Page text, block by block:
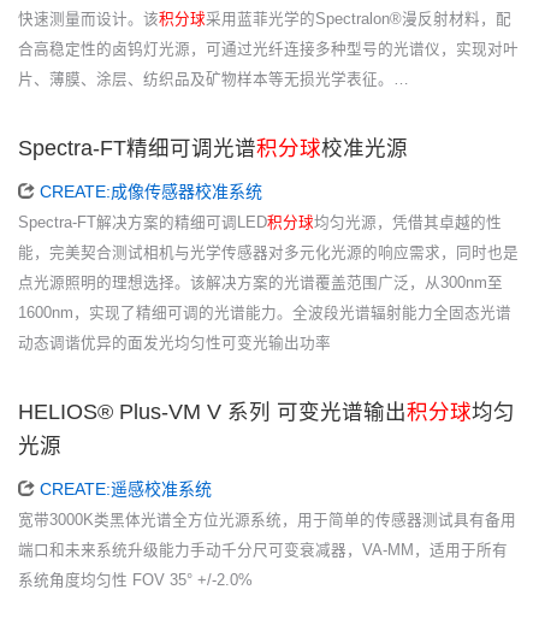
快速测量而设计。该积分球采用蓝菲光学的Spectralon®漫反射材料，配
合高稳定性的卤钨灯光源，可通过光纤连接多种型号的光谱仪，实现对叶
片、薄膜、涂层、纺织品及矿物样本等无损光学表征。…
Spectra-FT精细可调光谱积分球校准光源
CREATE:成像传感器校准系统
Spectra-FT解决方案的精细可调LED积分球均匀光源，凭借其卓越的性
能，完美契合测试相机与光学传感器对多元化光源的响应需求，同时也是
点光源照明的理想选择。该解决方案的光谱覆盖范围广泛，从300nm至
1600nm，实现了精细可调的光谱能力。全波段光谱辐射能力全固态光谱
动态调谐优异的面发光均匀性可变光输出功率
HELIOS® Plus-VM V 系列 可变光谱输出积分球均匀
光源
CREATE:遥感校准系统
宽带3000K类黑体光谱全方位光源系统，用于简单的传感器测试具有备用
端口和未来系统升级能力手动千分尺可变衰减器，VA-MM，适用于所有
系统角度均匀性 FOV 35° +/-2.0%